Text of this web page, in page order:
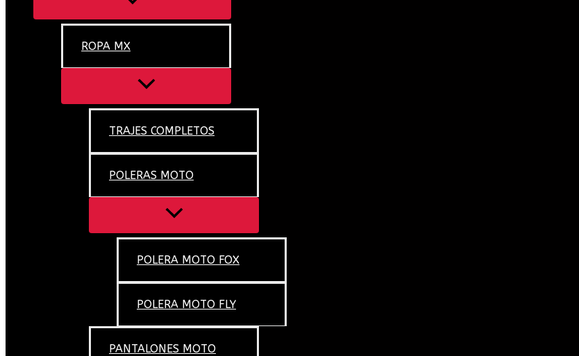
ROPA MX
TRAJES COMPLETOS
POLERAS MOTO
POLERA MOTO FOX
POLERA MOTO FLY
PANTALONES MOTO